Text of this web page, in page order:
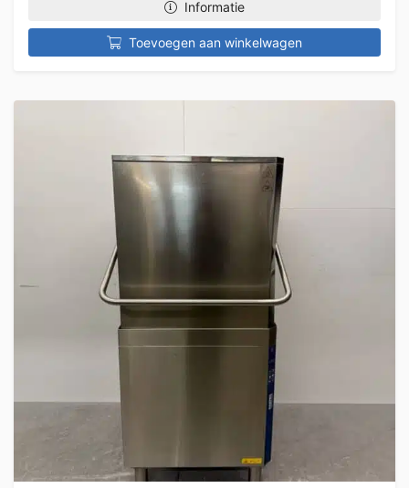
Informatie
Toevoegen aan winkelwagen